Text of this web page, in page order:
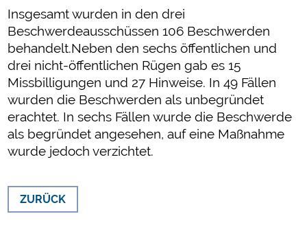
Insgesamt wurden in den drei
Beschwerdeausschüssen 106 Beschwerden
behandelt.Neben den sechs öffentlichen und
drei nicht-öffentlichen Rügen gab es 15
Missbilligungen und 27 Hinweise. In 49 Fällen
wurden die Beschwerden als unbegründet
erachtet. In sechs Fällen wurde die Beschwerde
als begründet angesehen, auf eine Maßnahme
wurde jedoch verzichtet.
ZURÜCK